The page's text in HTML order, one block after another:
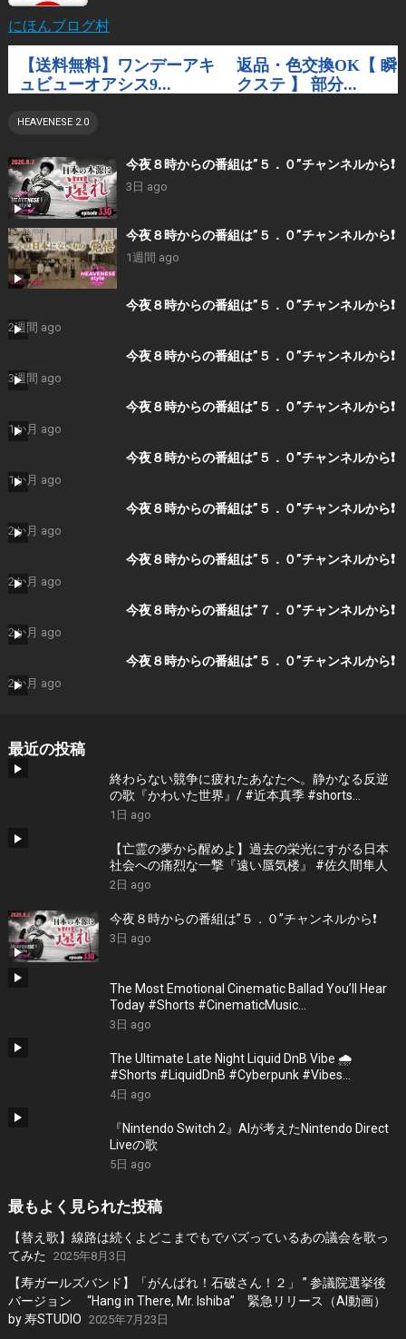
にほんブログ村
HEAVENESE 2.0
今夜８時からの番組は”５．０”チャンネルから❗️
3日 ago
今夜８時からの番組は”５．０”チャンネルから❗️
1週間 ago
今夜８時からの番組は”５．０”チャンネルから❗️
2週間 ago
今夜８時からの番組は”５．０”チャンネルから❗️
3週間 ago
今夜８時からの番組は”５．０”チャンネルから❗️
1か月 ago
今夜８時からの番組は”５．０”チャンネルから❗️
1か月 ago
今夜８時からの番組は”５．０”チャンネルから❗️
2か月 ago
今夜８時からの番組は”５．０”チャンネルから❗️
2か月 ago
今夜８時からの番組は”７．０”チャンネルから❗️
2か月 ago
今夜８時からの番組は”５．０”チャンネルから❗️
2か月 ago
最近の投稿
終わらない競争に疲れたあなたへ。静かなる反逆
の歌『かわいた世界』/ #近本真季 #shorts
#music
1日 ago
【亡霊の夢から醒めよ】過去の栄光にすがる日本
社会への痛烈な一撃『遠い蜃気楼』 #佐久間隼人
2日 ago
今夜８時からの番組は”５．０”チャンネルから❗️
3日 ago
The Most Emotional Cinematic Ballad You’ll Hear
Today #Shorts #CinematicMusic
#EmotionalVibes #Piano
3日 ago
The Ultimate Late Night Liquid DnB Vibe 🌧️
#Shorts #LiquidDnB #Cyberpunk #Vibes
#ElectronicMusic
4日 ago
『Nintendo Switch 2』AIが考えたNintendo Direct
Liveの歌
5日 ago
最もよく見られた投稿
【替え歌】線路は続くよどこまでもでバズっているあの議会を歌っ
てみた
2025年8月3日
【寿ガールズバンド】「がんばれ！石破さん！２」 ” 参議院選挙後
バージョン “Hang in There, Mr. Ishiba” 緊急リリース（AI動画）
by 寿STUDIO 2025年7月23日